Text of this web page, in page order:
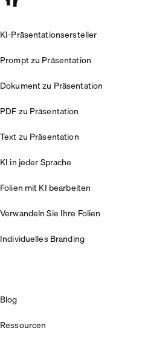
KI-Präsentationsersteller
Prompt zu Präsentation
Dokument zu Präsentation
PDF zu Präsentation
Text zu Präsentation
KI in jeder Sprache
Folien mit KI bearbeiten
Verwandeln Sie Ihre Folien
Individuelles Branding
Blog
Ressourcen